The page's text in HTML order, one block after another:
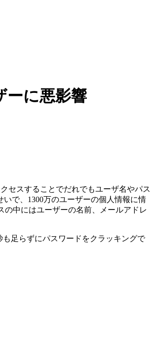
ーに悪影響
セスすることでだれでもユーザ名やパス
で、1300万のユーザーの個人情報に情
の中にはユーザーの名前、メールアドレ
足らずにパスワードをクラッキングで